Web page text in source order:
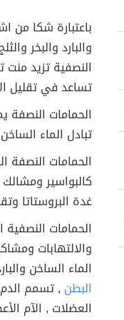
باعتبارة شكا من
والبارد والبخر
النصفية تزيد
تساعد في تقليل
الحمامات النصفة
تبادل الماء الساخن
الحمامات
كالبواسير
غدة البروستاتا
الحمامات
والالتهابات
الماء الساخن
البطن , تسمم
العضلات , الآم